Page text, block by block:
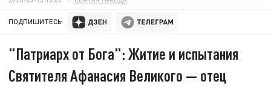
ПОДПИШИТЕСЬ:
"Патриарх от Бога": Житие и испытания
Святителя Афанасия Великого — отец